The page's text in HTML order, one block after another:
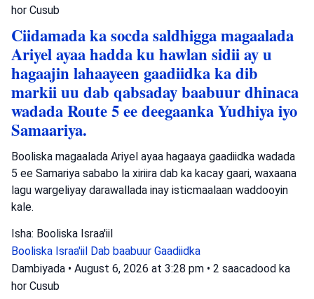
hor Cusub
Ciidamada ka socda saldhigga magaalada
Ariyel ayaa hadda ku hawlan sidii ay u
hagaajin lahaayeen gaadiidka ka dib
markii uu dab qabsaday baabuur dhinaca
wadada Route 5 ee deegaanka Yudhiya iyo
Samaariya.
Booliska magaalada Ariyel ayaa hagaaya gaadiidka wadada
5 ee Samariya sababo la xiriira dab ka kacay gaari, waxaana
lagu wargeliyay darawallada inay isticmaalaan waddooyin
kale.
Isha: Booliska Israa'iil
Booliska Israa'iil Dab baabuur Gaadiidka
Dambiyada • August 6, 2026 at 3:28 pm • 2 saacadood ka
hor Cusub